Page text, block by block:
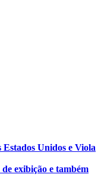
Unidos e Viola
exibição e também